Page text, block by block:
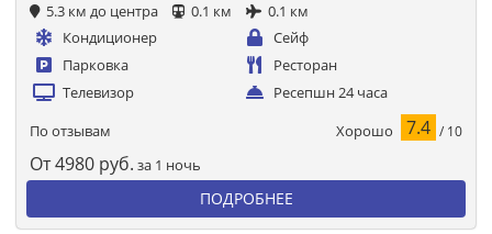
5.3 км до центра 0.1 км
0.1 км
Кондиционер
Сейф
Парковка
Ресторан
Телевизор
Ресепшн 24 часа
По отзывам Хорошо 7.4 / 10
От4980 руб. за 1 ночь
ПОДРОБНЕЕ